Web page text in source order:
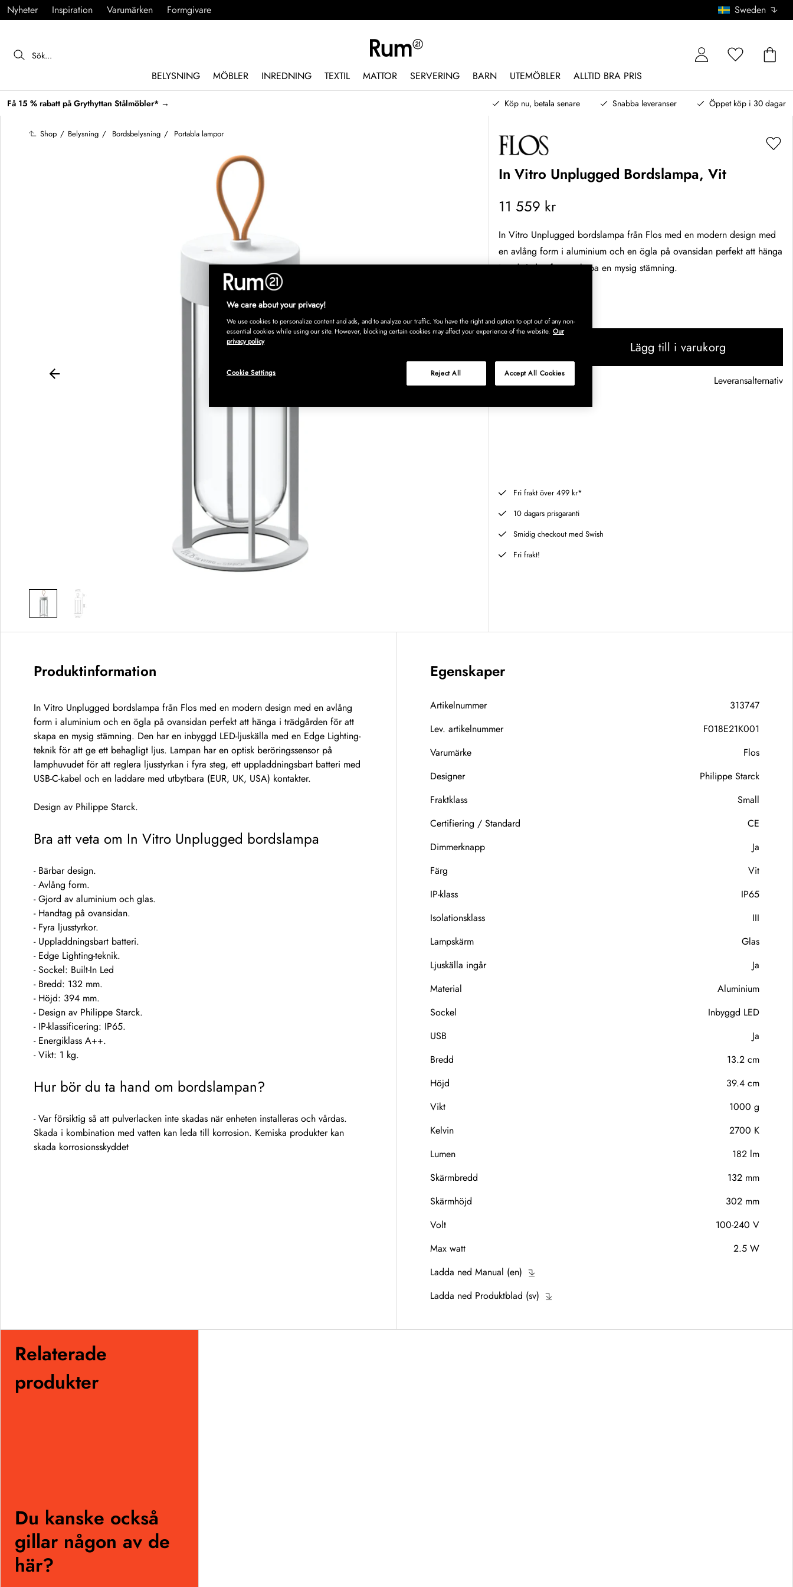
Nyheter Inspiration Varumärken Formgivare Sweden
BELYSNING MÖBLER INREDNING TEXTIL MATTOR SERVERING BARN UTEMÖBLER ALLTID BRA PRIS
Få 15 % rabatt på Grythyttan Stålmöbler* → Köp nu, betala senare Snabba leveranser Öppet köp i 30 dagar
Shop / Belysning / Bordsbelysning / Portabla lampor
In Vitro Unplugged Bordslampa, Vit
11 559 kr
In Vitro Unplugged bordslampa från Flos med en modern design med
en avlång form i aluminium och en ögla på ovansidan perfekt att hänga
i trädgården för att skapa en mysig stämning.
Lägg till i varukorg
Tillagd i varukorg
Betalningsalternativ Leveransalternativ
Fri frakt över 499 kr*
10 dagars prisgaranti
Smidig checkout med Swish
Fri frakt!
Produktinformation
In Vitro Unplugged bordslampa från Flos med en modern design med en avlång
form i aluminium och en ögla på ovansidan perfekt att hänga i trädgården för att
skapa en mysig stämning. Den har en inbyggd LED-ljuskälla med en Edge Lighting-
teknik för att ge ett behagligt ljus. Lampan har en optisk beröringssensor på
lamphuvudet för att reglera ljusstyrkan i fyra steg, ett uppladdningsbart batteri med
USB-C-kabel och en laddare med utbytbara (EUR, UK, USA) kontakter.
Design av Philippe Starck.
Bra att veta om In Vitro Unplugged bordslampa
- Bärbar design.
- Avlång form.
- Gjord av aluminium och glas.
- Handtag på ovansidan.
- Fyra ljusstyrkor.
- Uppladdningsbart batteri.
- Edge Lighting-teknik.
- Sockel: Built-In Led
- Bredd: 132 mm.
- Höjd: 394 mm.
- Design av Philippe Starck.
- IP-klassificering: IP65.
- Energiklass A++.
- Vikt: 1 kg.
Hur bör du ta hand om bordslampan?
- Var försiktig så att pulverlacken inte skadas när enheten installeras och vårdas.
Skada i kombination med vatten kan leda till korrosion. Kemiska produkter kan
skada korrosionsskyddet
Egenskaper
Artikelnummer
313747
Lev. artikelnummer
F018E21K001
Varumärke
Flos
Designer
Philippe Starck
Fraktklass
Small
Certifiering / Standard
CE
Dimmerknapp
Ja
Färg
Vit
IP-klass
IP65
Isolationsklass
III
Lampskärm
Glas
Ljuskälla ingår
Ja
Material
Aluminium
Sockel
Inbyggd LED
USB
Ja
Bredd
13.2 cm
Höjd
39.4 cm
Vikt
1000 g
Kelvin
2700 K
Lumen
182 lm
Skärmbredd
132 mm
Skärmhöjd
302 mm
Volt
100-240 V
Max watt
2.5 W
Ladda ned Manual (en)
Ladda ned Produktblad (sv)
Relaterade
produkter
Du kanske också
gillar någon av de
här?
We care about your privacy!
We use cookies to personalize content and ads, and to analyze our traffic. You have the right and option to opt out of any non-
essential cookies while using our site. However, blocking certain cookies may affect your experience of the website. Our
privacy policy
Reject All Accept All Cookies
Cookie Settings